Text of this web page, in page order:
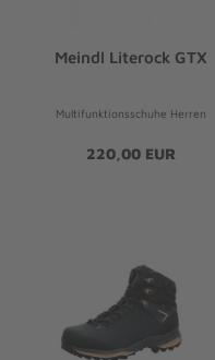
Meindl Literock GTX
Multifunktionsschuhe Herren
220,00 EUR